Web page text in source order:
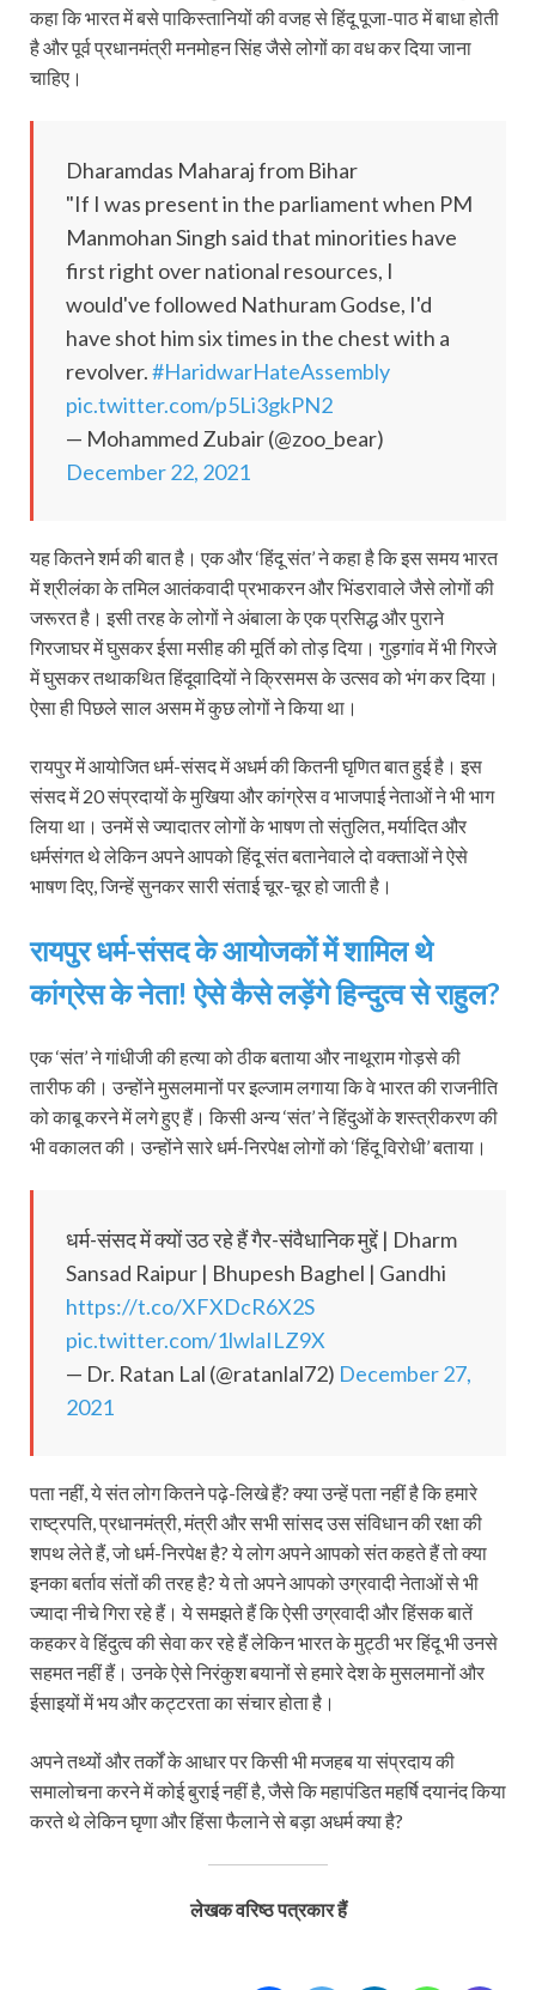
कहा कि भारत में बसे पाकिस्तानियों की वजह से हिंदू पूजा-पाठ में बाधा होती
है और पूर्व प्रधानमंत्री मनमोहन सिंह जैसे लोगों का वध कर दिया जाना
चाहिए।
Dharamdas Maharaj from Bihar
"If I was present in the parliament when PM
Manmohan Singh said that minorities have
first right over national resources, I
would've followed Nathuram Godse, I'd
have shot him six times in the chest with a
revolver.#HaridwarHateAssembly
pic.twitter.com/p5Li3gkPN2
— Mohammed Zubair (@zoo_bear)
December 22, 2021
यह कितने शर्म की बात है। एक और ‘हिंदू संत’ ने कहा है कि इस समय भारत
में श्रीलंका के तमिल आतंकवादी प्रभाकरन और भिंडरावाले जैसे लोगों की
जरूरत है। इसी तरह के लोगों ने अंबाला के एक प्रसिद्ध और पुराने
गिरजाघर में घुसकर ईसा मसीह की मूर्ति को तोड़ दिया। गुड़गांव में भी गिरजे
में घुसकर तथाकथित हिंदूवादियों ने क्रिसमस के उत्सव को भंग कर दिया।
ऐसा ही पिछले साल असम में कुछ लोगों ने किया था।
रायपुर में आयोजित धर्म-संसद में अधर्म की कितनी घृणित बात हुई है। इस
संसद में 20 संप्रदायों के मुखिया और कांग्रेस व भाजपाई नेताओं ने भी भाग
लिया था। उनमें से ज्यादातर लोगों के भाषण तो संतुलित, मर्यादित और
धर्मसंगत थे लेकिन अपने आपको हिंदू संत बतानेवाले दो वक्ताओं ने ऐसे
भाषण दिए, जिन्हें सुनकर सारी संताई चूर-चूर हो जाती है।
रायपुर धर्म-संसद के आयोजकों में शामिल थे
कांग्रेस के नेता! ऐसे कैसे लड़ेंगे हिन्दुत्व से राहुल?
एक ‘संत’ ने गांधीजी की हत्या को ठीक बताया और नाथूराम गोड़से की
तारीफ की। उन्होंने मुसलमानों पर इल्जाम लगाया कि वे भारत की राजनीति
को काबू करने में लगे हुए हैं। किसी अन्य ‘संत’ ने हिंदुओं के शस्त्रीकरण की
भी वकालत की। उन्होंने सारे धर्म-निरपेक्ष लोगों को ‘हिंदू विरोधी’ बताया।
धर्म-संसद में क्यों उठ रहे हैं गैर-संवैधानिक मुद्दें | Dharm
Sansad Raipur | Bhupesh Baghel | Gandhi
https://t.co/XFXDcR6X2S
pic.twitter.com/1lwlaILZ9X
— Dr. Ratan Lal (@ratanlal72) December 27,
2021
पता नहीं, ये संत लोग कितने पढ़े-लिखे हैं? क्या उन्हें पता नहीं है कि हमारे
राष्ट्रपति, प्रधानमंत्री, मंत्री और सभी सांसद उस संविधान की रक्षा की
शपथ लेते हैं, जो धर्म-निरपेक्ष है? ये लोग अपने आपको संत कहते हैं तो क्या
इनका बर्ताव संतों की तरह है? ये तो अपने आपको उग्रवादी नेताओं से भी
ज्यादा नीचे गिरा रहे हैं। ये समझते हैं कि ऐसी उग्रवादी और हिंसक बातें
कहकर वे हिंदुत्व की सेवा कर रहे हैं लेकिन भारत के मुट्ठी भर हिंदू भी उनसे
सहमत नहीं हैं। उनके ऐसे निरंकुश बयानों से हमारे देश के मुसलमानों और
ईसाइयों में भय और कट्टरता का संचार होता है।
अपने तथ्यों और तर्कों के आधार पर किसी भी मजहब या संप्रदाय की
समालोचना करने में कोई बुराई नहीं है, जैसे कि महापंडित महर्षि दयानंद किया
करते थे लेकिन घृणा और हिंसा फैलाने से बड़ा अधर्म क्या है?
लेखक वरिष्ठ पत्रकार हैं